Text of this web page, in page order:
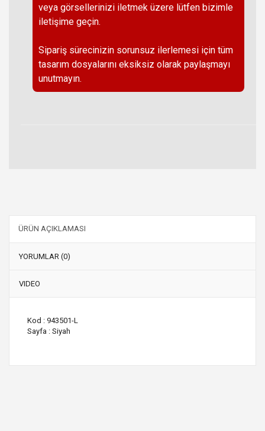
veya görsellerinizi iletmek üzere lütfen bizimle
iletişime geçin.
Sipariş sürecinizin sorunsuz ilerlemesi için tüm
tasarım dosyalarını eksiksiz olarak paylaşmayı
unutmayın.
ÜRÜN AÇIKLAMASI
YORUMLAR (0)
VIDEO
Kod : 943501-L
Sayfa : Siyah